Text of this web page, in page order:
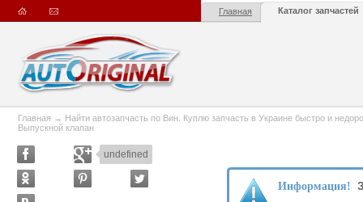
Главная Каталог запчастей
Главная → Найти автозапчасть по Вин. Куплю запчасть в Украине быстро и
Выпускной клапан
undefined
Информация!